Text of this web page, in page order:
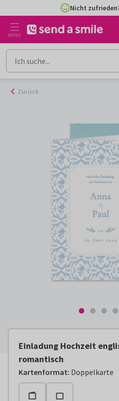
Inhalt
gehen
Nicht
MENÜ
Zurück
Einladung Hochzeit
romantisch
Kartenformat: Doppelkarte